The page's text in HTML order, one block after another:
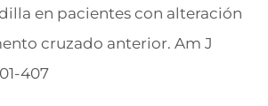
en pacientes con alteración
cruzado anterior. Am J
407